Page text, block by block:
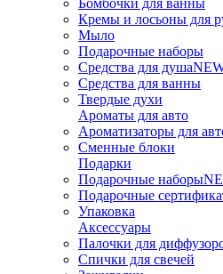
Бомбочки для ванны
Кремы и лосьоны для
Мыло
Подарочные наборы
Средства для душа
Средства для ванны
Твердые духи
Ароматы для авто
Ароматизаторы для
Сменные блоки
Подарки
Подарочные наборы
Подарочные
Упаковка
Аксессуары
Палочки для
Спички для свечей